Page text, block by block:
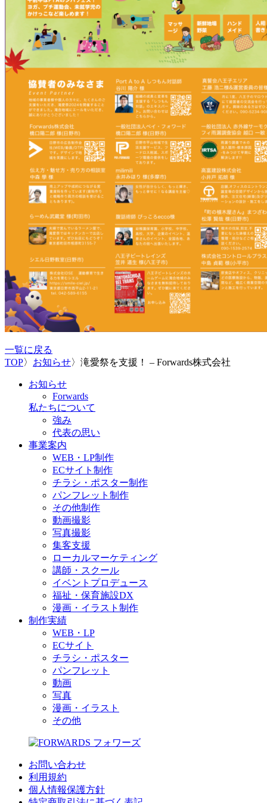
一覧に戻る
TOP〉 お知らせ〉 滝愛祭を支援！ – Forwards株式会社
お知らせ
Forwards
私たちについて
強み
代表の思い
事業案内
WEB・LP制作
ECサイト制作
チラシ・ポスター制作
パンフレット制作
その他制作
動画撮影
写真撮影
集客支援
ローカルマーケティング
講師・スクール
イベントプロデュース
福祉・保育施設DX
漫画・イラスト制作
制作実績
WEB・LP
ECサイト
チラシ・ポスター
パンフレット
動画
写真
漫画・イラスト
その他
お問い合わせ
利用規約
個人情報保護方針